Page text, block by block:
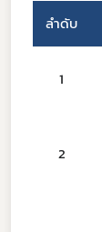
ลำดับ
1
2